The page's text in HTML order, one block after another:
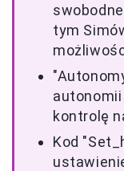
tym
kontrolę
Kod